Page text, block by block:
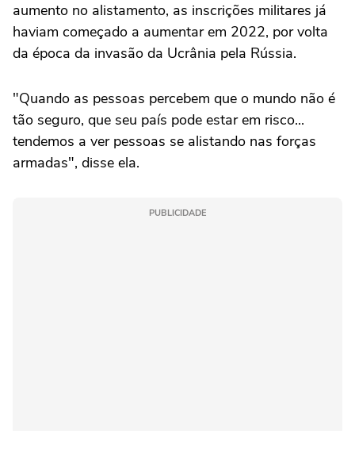
aumento no alistamento, as inscrições militares já
haviam começado a aumentar em 2022, por volta
da época da invasão da Ucrânia pela Rússia.
"Quando as pessoas percebem que o mundo não é
tão seguro, que seu país pode estar em risco...
tendemos a ver pessoas se alistando nas forças
armadas", disse ela.
PUBLICIDADE